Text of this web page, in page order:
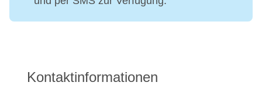
Kontaktinformationen